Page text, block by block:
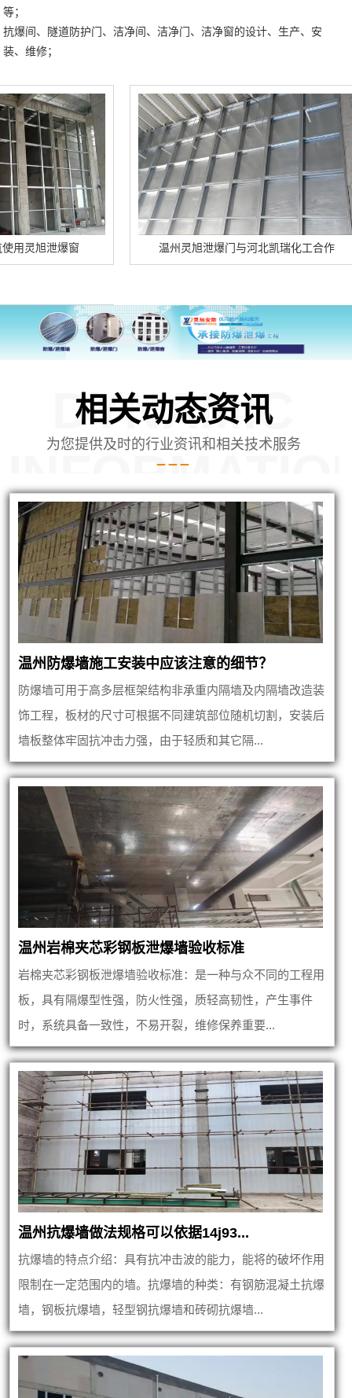
等；
抗爆间、隧道防护门、洁净间、洁净门、洁净窗的设计、生产、安
装、维修；
泄爆窗 温州灵旭泄爆门与河北凯瑞化工合作
相关动态资讯
DYNAMIC
为您提供及时的行业资讯和相关技术服务
温州防爆墙施工安装中应该注意的细节？
防爆墙可用于高多层框架结构非承重内隔墙及内隔墙改造装
饰工程，板材的尺寸可根据不同建筑部位随机切割，安装后
墙板整体牢固抗冲击力强，由于轻质和其它隔...
温州岩棉夹芯彩钢板泄爆墙验收标准
岩棉夹芯彩钢板泄爆墙验收标准：是一种与众不同的工程用
板，具有隔爆型性强，防火性强，质轻高韧性，产生事件
时，系统具备一致性，不易开裂，维修保养重要...
温州抗爆墙做法规格可以依据14j93...
抗爆墙的特点介绍：具有抗冲击波的能力，能将的破坏作用
限制在一定范围内的墙。抗爆墙的种类：有钢筋混凝土抗爆
墙，钢板抗爆墙，轻型钢抗爆墙和砖砌抗爆墙...